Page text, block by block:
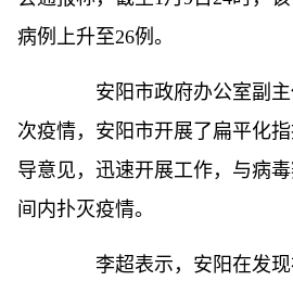
病例上升至26例。
安阳市政府办公室副主
次疫情，安阳市开展了扁平化
导意见，迅速开展工作，与病
间内扑灭疫情。
李超表示，安阳在发现